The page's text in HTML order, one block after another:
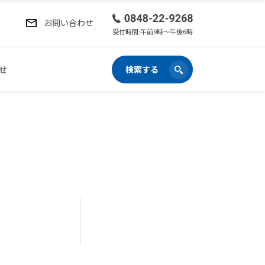
お問い合わせ
受付時間:午前9時〜午後6時
検索する